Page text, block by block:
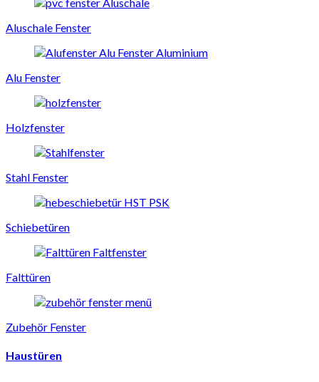
Aluschale Fenster
Alu Fenster
Holzfenster
Stahl Fenster
Schiebetüren
Falttüren
Zubehör Fenster
Haustüren